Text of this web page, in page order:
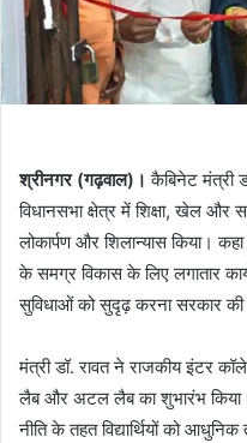
श्रीनगर (गढ़वाल)। कैबिनेट मंत्री
विधानसभा क्षेत्र में शिक्षा, खेल और
लोकार्पण और शिलान्यास किया।
के समग्र विकास के लिए लगातार
सुविधाओं को सुदृढ़ करना सरकार की
मंत्री डॉ. रावत ने राजकीय इंटर
लैब और अटल लैब का शुभारंभ किया।
नीति के तहत विद्यार्थियों को